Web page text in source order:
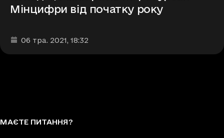
Мінцифри від початку року
Дата та час публікації
06 тра. 2021, 18:32
МАЄТЕ ПИТАННЯ?